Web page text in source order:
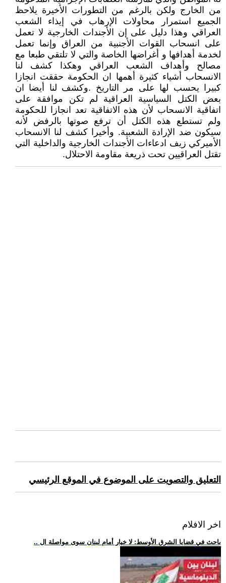
من الخارج ولكن بالرغم من التطورات الأخيرة يلاحظ
الجميع استمرار محاولات الإرهاب في إيذاء الشعب
العراقي وهذا دليل على إن الأجندات الخارجية لا تعمل
على انسحاب القوات الأجنبية من العراق وإنما تعمل
لخدمة أهدافها و أغراضها الخاصة والتي لا تلتقي طبعا مع
مصالح وأهداف الشعب العراقي وهكذا كشف لنا
الانسحاب أشياء كثيرة أهمها ان الحكومة حققت انجازا
كبيرا يحسب لها على مر التاريخ .وكشف لنا أيضا ان
بعض الكتل السياسية العراقية لم تكن موافقة على
اتفاقية الانسحاب لأن هذه الاتفاقية تعد انجازا للحكومة
ولم تستطع هذه الكتل أن ترفع صوتها بالرفض لأنه
سيكون ضد الإرادة الشعبية. وأخيرا كشف لنا الانسحاب
الأميركي زيف ادعاءات الأجندات الخارجية والداخلية التي
تقتل العراقيين تحت ذريعة مقاومة الاحتلال.
التعليق والتصويت على الموضوع في الموقع الرئيسي
اخر الافلام
.. باحث في قضايا الشرق الأوسط: لا خيار أمام لبنان سوى مواصلة ال